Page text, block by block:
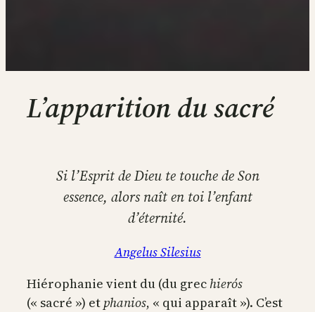
L’apparition du sacré
Si l’Esprit de Dieu te touche de Son
essence, alors naît en toi l’enfant
d’éternité.
Angelus Silesius
Hiérophanie vient du (du grec hierós
(« sacré ») et phanios, « qui apparaît »). C’est